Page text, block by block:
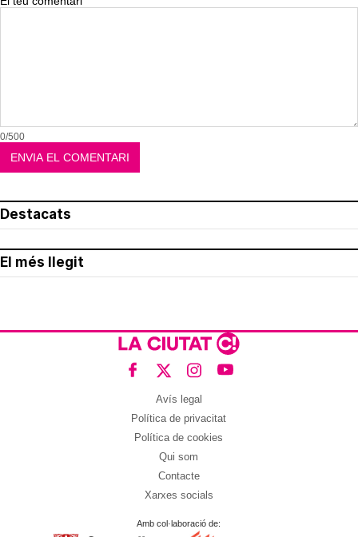
0/500
Destacats
El més llegit
Avís legal
Política de privacitat
Política de cookies
Qui som
Contacte
Xarxes socials
Amb col·laboració de: